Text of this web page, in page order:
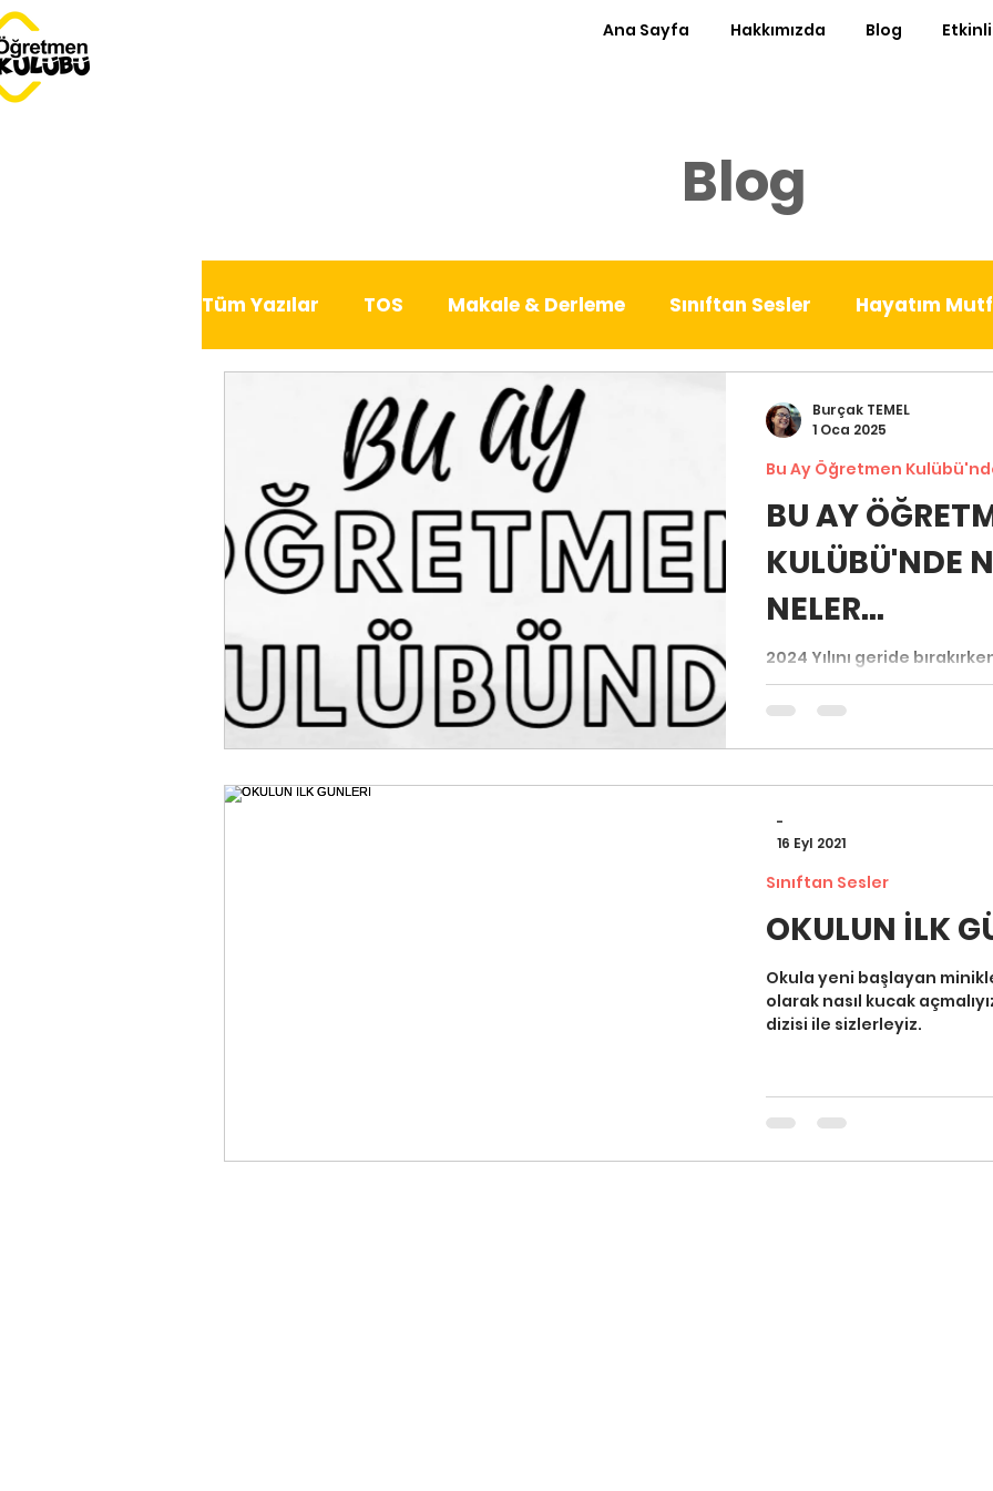
Ana Sayfa Hakkımızda Blog
Blog
Tüm Yazılar TOS Makale & Derleme Sınıftan Sesler Hayatım
Dersimiz Dünya Serbest Kürsü
Bu Ay Öğretmen Kulübü'nde Denemeler Babalık
Kulüp'ten Sesler GePeTo Usta
BU AY
KULÜBÜ'NDE
NELER...
2024 Yılını geride
Buluşma, 1 Açık Atölye, 4
seslendik.
Bu Ay Öğretmen
Burçak TEMEL
1 Oca 2025
OKULUN İLK
Okula yeni başlayan
olarak nasıl kucak açmalıyız? "Sınıftan Sesler"
dizisi ile sizlerleyiz.
Sınıftan Sesler
-
16 Eyl 2021